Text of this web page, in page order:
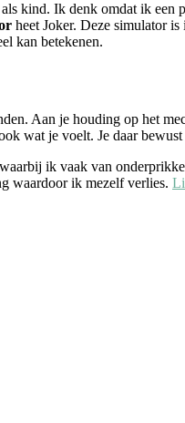
kind. Ik denk omdat ik
heet Joker. Deze simulator
kan betekenen.
Aan je houding op het
wat je voelt. Je daar
waarbij ik vaak van
waardoor ik mezelf verlies.